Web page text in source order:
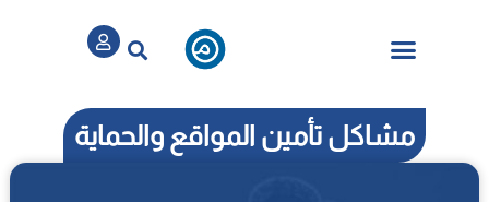
مشاكل تأمين المواقع والحماية